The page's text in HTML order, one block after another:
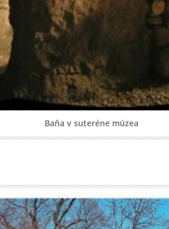
Baňa v suteréne múzea